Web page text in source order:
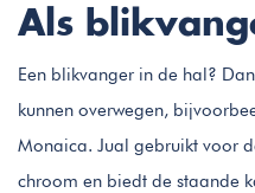
Als
Een blikvanger in de hal?
kunnen overwegen,
Monaica. Jual gebruikt voor
chroom en biedt de staande